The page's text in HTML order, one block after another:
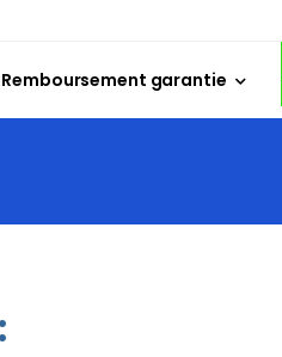
Remboursement garantie